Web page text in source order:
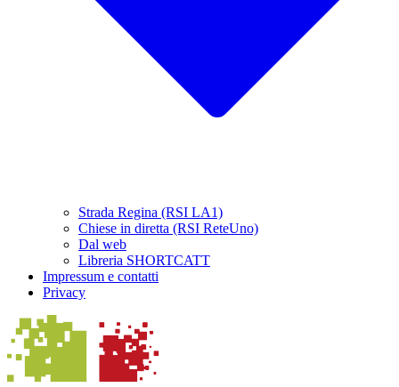
Strada Regina (RSI LA1)
Chiese in diretta (RSI ReteUno)
Dal web
Libreria SHORTCATT
Impressum e contatti
Privacy